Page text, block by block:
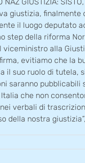
giustizia,
il luogo deputato
step della riforma
viceministro alla
evitiamo che la
il suo ruolo di
saranno pubblicabili
che non
verbali di
della nostra